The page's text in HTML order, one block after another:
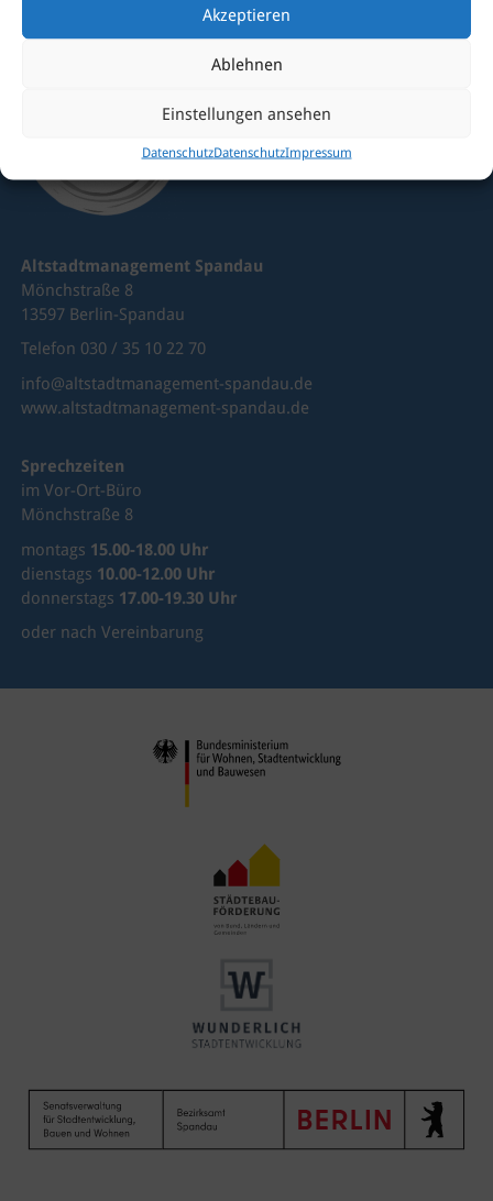
Akzeptieren
Ablehnen
Einstellungen ansehen
DatenschutzDatenschutzImpressum
Altstadtmanagement Spandau
Mönchstraße 8
13597 Berlin-Spandau
Telefon 030 / 35 10 22 70
info@altstadtmanagement-spandau.de
www.altstadtmanagement-spandau.de
Sprechzeiten
im Vor-Ort-Büro
Mönchstraße 8
montags 15.00-18.00 Uhr
dienstags 10.00-12.00 Uhr
donnerstags 17.00-19.30 Uhr
oder nach Vereinbarung